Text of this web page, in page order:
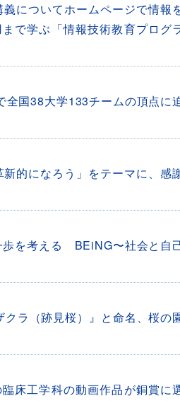
についてホームページで情報
で学ぶ「情報技術教育プログ
全国38大学133チームの頂点に
的になろう」をテーマに、感
歩を考える BEiNG〜社会と自
クラ（跡見桜）』と命名、桜の
床工学科の動画作品が銅賞に